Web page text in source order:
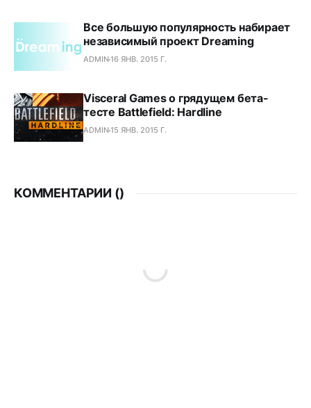
Все большую популярность набирает
независимый проект Dreaming
ADMIN16 ЯНВ. 2015 Г.
Visceral Games о грядущем бета-
тесте Battlefield: Hardline
ADMIN15 ЯНВ. 2015 Г.
КОММЕНТАРИИ ()